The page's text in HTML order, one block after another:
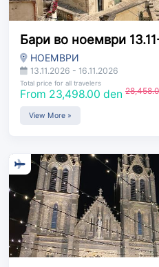
Бари во ноември
НОЕМВРИ
13.11.2026 - 16.11.2026
Total price for all travelers
From 23,498.00 den
View More »